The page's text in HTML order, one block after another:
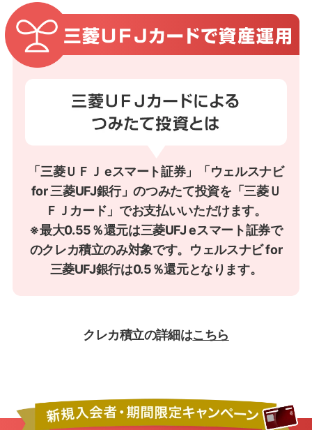
「三菱ＵＦＪ eスマート証券」「ウェルスナビ
for 三菱UFJ銀行」のつみたて投資を「三菱Ｕ
ＦＪカード」でお支払いいただけます。
※最大0.55％還元は三菱UFJ eスマート証券で
のクレカ積立のみ対象です。ウェルスナビ for
三菱UFJ銀行は0.5％還元となります。
クレカ積立の詳細はこちら